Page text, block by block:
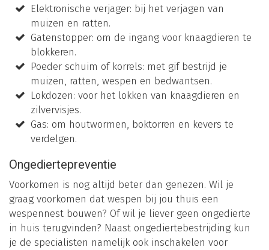
Elektronische verjager: bij het verjagen van
muizen en ratten.
Gatenstopper: om de ingang voor knaagdieren te
blokkeren.
Poeder schuim of korrels: met gif bestrijd je
muizen, ratten, wespen en bedwantsen.
Lokdozen: voor het lokken van knaagdieren en
zilvervisjes.
Gas: om houtwormen, boktorren en kevers te
verdelgen.
Ongediertepreventie
Voorkomen is nog altijd beter dan genezen. Wil je
graag voorkomen dat wespen bij jou thuis een
wespennest bouwen? Of wil je liever geen ongedierte
in huis terugvinden? Naast ongediertebestrijding kun
je de specialisten namelijk ook inschakelen voor